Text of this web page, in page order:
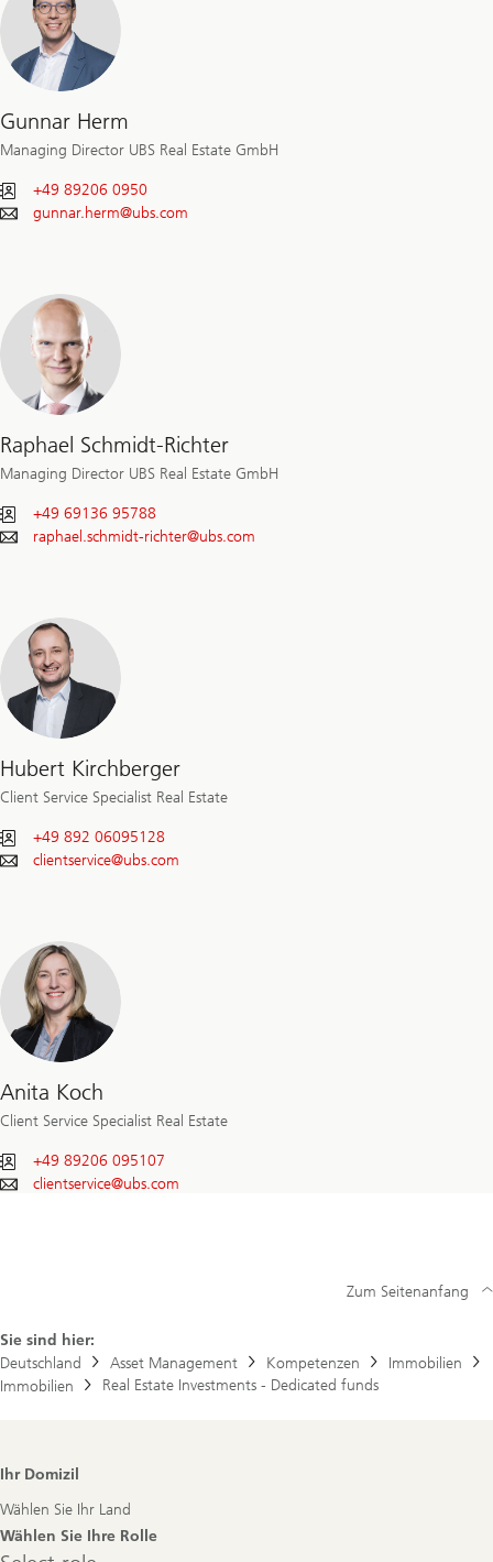
Gunnar Herm
Managing Director UBS Real Estate GmbH
+49 89206 0950
gunnar.herm@ubs.com
Raphael Schmidt-Richter
Managing Director UBS Real Estate GmbH
+49 69136 95788
raphael.schmidt-richter@ubs.com
Hubert Kirchberger
Client Service Specialist Real Estate
+49 892 06095128
clientservice@ubs.com
Anita Koch
Client Service Specialist Real Estate
+49 89206 095107
clientservice@ubs.com
Sie sind hier:
Deutschland
Asset Management Kompetenzen
Immobilien
Immobilien
Real Estate Investments - Dedicated funds
Zum Seitenanfang
Footer
Ihr Domizil
Wählen Sie Ihr Land
Wählen Sie Ihre Rolle
Select